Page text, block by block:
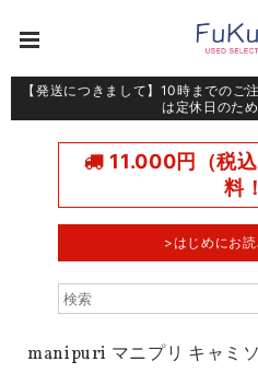
【発送につきまして】10時までのご
は定休日のため
11.000円（税
料！
>はじめにお
manipuri マニプリ キャミ